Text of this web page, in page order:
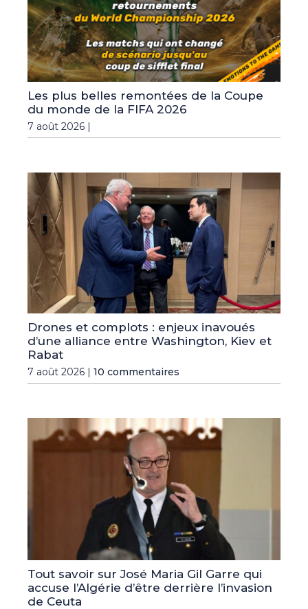
Les plus belles remontées de la Coupe
du monde de la FIFA 2026
7 août 2026 |
Drones et complots : enjeux inavoués
d’une alliance entre Washington, Kiev et
Rabat
7 août 2026 | 10 commentaires
Tout savoir sur José Maria Gil Garre qui
accuse l’Algérie d’être derrière l’invasion
de Ceuta